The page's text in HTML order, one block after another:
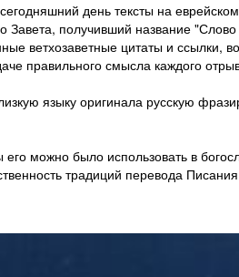
день тексты на
получивший название
ветхозаветные цитаты и ссылки,
правильного смысла каждого
языку оригинала русскую
можно было использовать в
традиций перевода